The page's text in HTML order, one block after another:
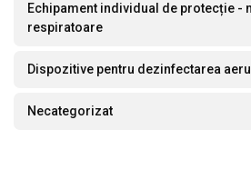
Echipament individual de protecție -
respiratoare
Dispozitive pentru dezinfectarea
Necategorizat